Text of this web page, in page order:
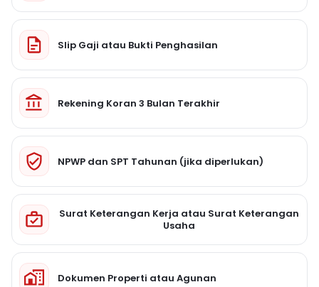
Slip Gaji atau Bukti Penghasilan
Rekening Koran 3 Bulan Terakhir
NPWP dan SPT Tahunan (jika diperlukan)
Surat Keterangan Kerja atau Surat Keterangan
Usaha
Dokumen Properti atau Agunan